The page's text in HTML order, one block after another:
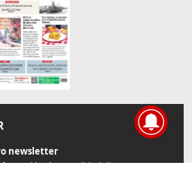
newsletter
de actualidad directamente en